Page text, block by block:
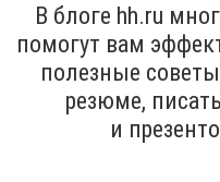
В блоге hh.ru
помогут вам
полезные
резюме,
и